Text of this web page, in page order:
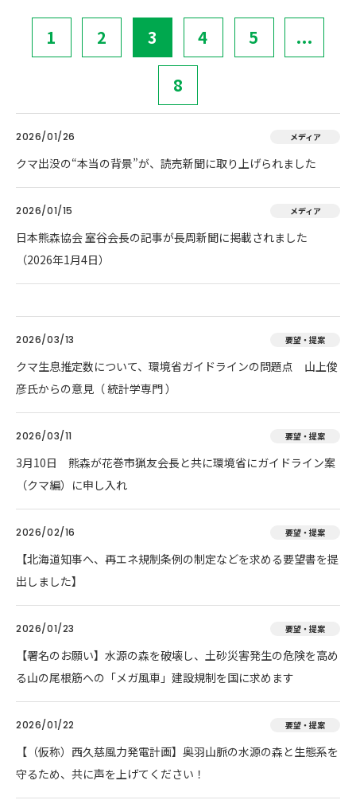
1 2 3 4 5 ...
8
2026/01/26 メディア
クマ出没の“本当の背景”が、読売新聞に取り上げられました
2026/01/15 メディア
日本熊森協会 室谷会長の記事が長周新聞に掲載されました
（2026年1月4日）
2026/03/13 要望・提案
クマ生息推定数について、環境省ガイドラインの問題点 山上俊
彦氏からの意見（ 統計学専門 ）
2026/03/11 要望・提案
3月10日 熊森が花巻市猟友会長と共に環境省にガイドライン案
（クマ編）に申し入れ
2026/02/16 要望・提案
【北海道知事へ、再エネ規制条例の制定などを求める要望書を提
出しました】
2026/01/23 要望・提案
【署名のお願い】水源の森を破壊し、土砂災害発生の危険を高め
る山の尾根筋への「メガ風車」建設規制を国に求めます
2026/01/22 要望・提案
【（仮称）西久慈風力発電計画】奥羽山脈の水源の森と生態系を
守るため、共に声を上げてください！